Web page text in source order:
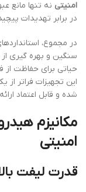
امنیتی نه تنها مانع
در برابر تهدیدات
در مجموع،
سنگین و بهره گیری از
حیاتی برای حفاظت
این تجهیزات فراتر
شده و قابل اعتماد
مکانیزم
امنیتی
قدرت لیفت